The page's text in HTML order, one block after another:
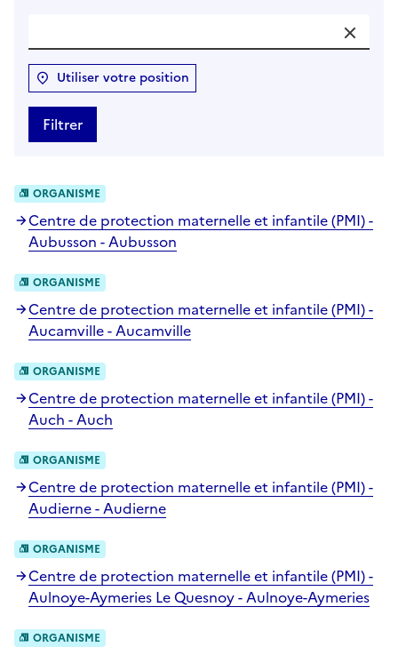
Utiliser votre position
Filtrer
ORGANISME
Centre de protection maternelle et infantile (PMI) -
Aubusson - Aubusson
ORGANISME
Centre de protection maternelle et infantile (PMI) -
Aucamville - Aucamville
ORGANISME
Centre de protection maternelle et infantile (PMI) -
Auch - Auch
ORGANISME
Centre de protection maternelle et infantile (PMI) -
Audierne - Audierne
ORGANISME
Centre de protection maternelle et infantile (PMI) -
Aulnoye-Aymeries Le Quesnoy - Aulnoye-Aymeries
ORGANISME